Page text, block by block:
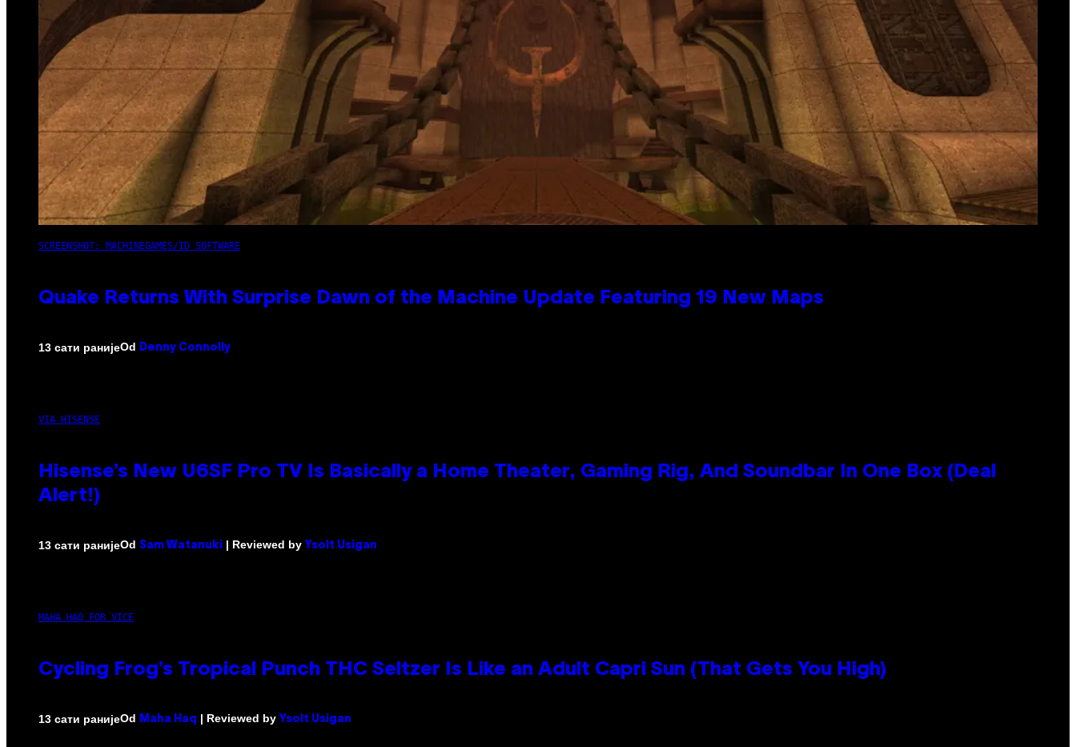
SCREENSHOT: MACHINEGAMES/ID SOFTWARE
Quake Returns With Surprise Dawn of the Machine Update Featuring 19 New Maps
13 сати ранијеOd Denny Connolly
VIA HISENSE
Hisense’s New U6SF Pro TV Is Basically a Home Theater, Gaming Rig, And Soundbar In One Box (Deal
Alert!)
13 сати ранијеOd Sam Watanuki | Reviewed by Ysolt Usigan
MAHA HAQ FOR VICE
Cycling Frog’s Tropical Punch THC Seltzer Is Like an Adult Capri Sun (That Gets You High)
13 сати ранијеOd Maha Haq | Reviewed by Ysolt Usigan